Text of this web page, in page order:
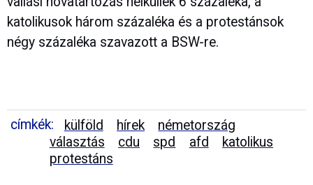
katolikusok három százaléka és a protestánsok
négy százaléka szavazott a BSW-re.
címkék: külföld hírek
németország
választás
cdu spd afd
katolikus
protestáns